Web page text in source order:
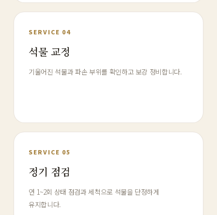
SERVICE 04
석물 교정
기울어진 석물과 파손 부위를 확인하고 보강 정비합니다.
SERVICE 05
정기 점검
연 1~2회 상태 점검과 세척으로 석물을 단정하게
유지합니다.